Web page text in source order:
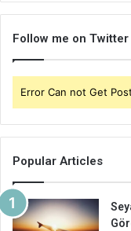
Follow me on Twitter
Error Can not Get
Popular Articles